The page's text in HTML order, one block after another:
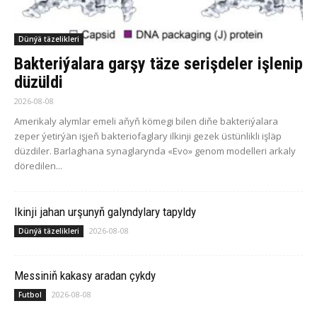
Dünýä täzelikleri
Bakteriýalara garşy täze serişdeler işlenip
düzüldi
2026-08-08
Amerikaly alymlar emeli aňyň kömegi bilen diňe bakteriýalara
zeper ýetirýän işjeň bakteriofaglary ilkinji gezek üstünlikli işläp
düzdiler. Barlaghana synaglarynda «Evo» genom modelleri arkaly
döredilen...
Ikinji jahan urşunyň galyndylary tapyldy
Dünýä täzelikleri 2026-08-08
Messiniň kakasy aradan çykdy
Futbol 2026-08-08